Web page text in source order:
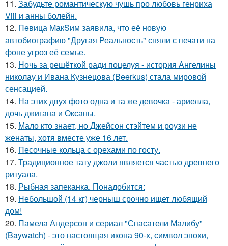
11. Забудьте романтическую чушь про любовь генриха
Viii и анны болейн.
12. Пeвица MакSим заявила, что её новую
автобиографию "Другая Реальность" сняли с печати на
фоне угроз её семье.
13. Ночь за решёткой ради поцелуя - история Ангелины
николау и Ивана Кузнецова (Beerkus) стала мировой
сенсацией.
14. На этих двух фото одна и та же девочка - ариелла,
дочь джигана и Оксаны.
15. Мало кто знает, но Джейсон стэйтем и роузи не
женаты, хотя вместе уже 16 лет.
16. Песочные кольца с орехами по госту.
17. Традиционное тату джоли является частью древнего
ритуала.
18. Рыбная запеканка. Понадобится:
19. Небольшой (14 кг) черныш срочно ищет любящий
дом!
20. Памела Андерсон и сериал "Спасатели Малибу"
(Baywatch) - это настоящая икона 90-х, символ эпохи,